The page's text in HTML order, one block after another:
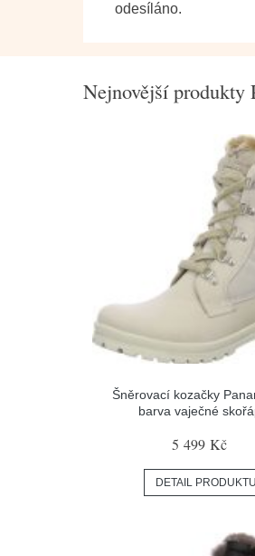
odesíláno.
Nejnovější
Šněrovací kozačky
barva vaječné
5 499 Kč
DETAIL PRODUKTU